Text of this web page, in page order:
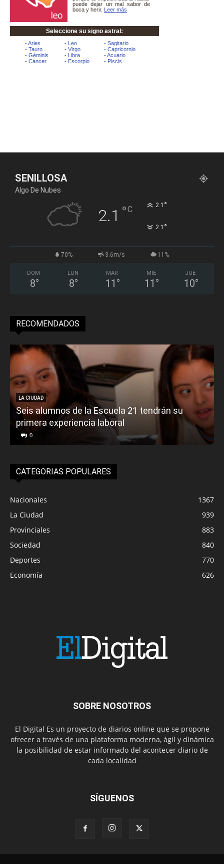
SENILLOSA
Algo De Nubes
2.1 °C 2.1 °
2.1 °
70% 3.6m/s 11%
DOM
8°
LUN
8°
MAR
11 °
MIÉ
11 °
JUE
10°
RECOMENDADOS
LA CIUDAD
Seis alumnos de la Escuela 21 tendrán su
primera experiencia laboral
0
CATEGORIAS POPULARES
Nacionales
1367
La Ciudad
939
Provinciales
883
Sociedad
840
Deportes
770
Economía
626
SOBRE NOSOTROS
El Digital Es un proyecto de diarios online que se propone
ofrecer a través de una plataforma moderna, ágil y dinámica
la posibilidad de estar informado del acontecer diario de
cada localidad
SÍGUENOS